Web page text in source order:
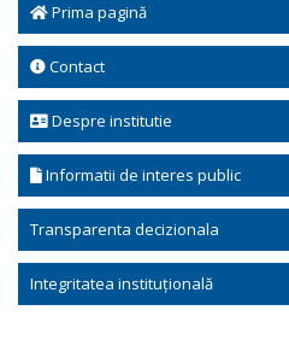
Prima pagină
Contact
Despre institutie
Informatii de interes public
Transparenta decizionala
Integritatea instituțională